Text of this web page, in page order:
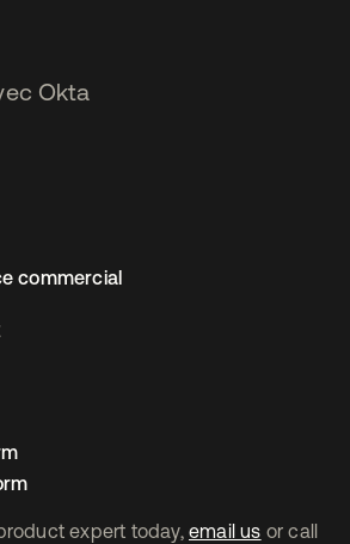
expert today, email us or call
Okta
commercial